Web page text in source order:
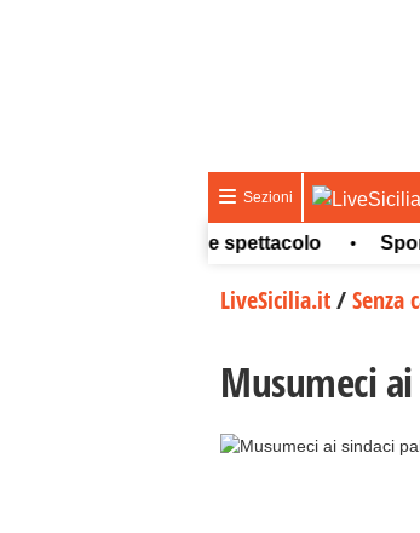
Sezioni
Cultura e spettacolo • Sport •
LiveSicilia.it/Senza
Musumeci